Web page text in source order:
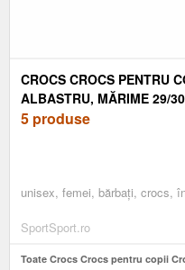
CROCS CROCS PENTRU
ALBASTRU, MĂRIME 29/30
5 produse
unisex, femei, bărbați, crocs,
SportSport.ro
Toate Crocs Crocs pentru copii